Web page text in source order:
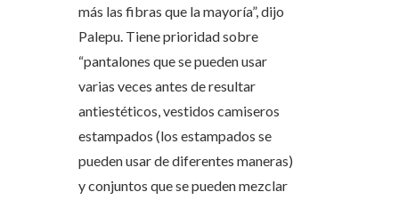
más las fibras que la mayoría”, dijo
Palepu. Tiene prioridad sobre
“pantalones que se pueden usar
varias veces antes de resultar
antiestéticos, vestidos camiseros
estampados (los estampados se
pueden usar de diferentes maneras)
y conjuntos que se pueden mezclar